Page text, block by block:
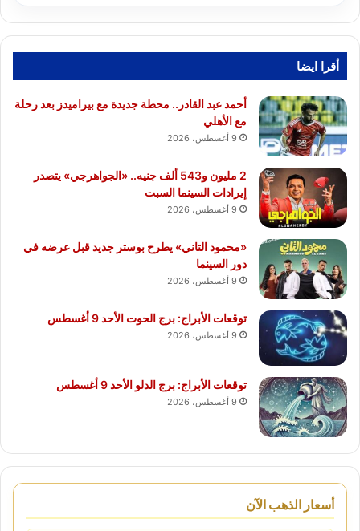
أقرا ايضا
أحمد عبد القادر.. محطة جديدة مع بيراميدز بعد رحلة
مع الأهلي
9 أغسطس، 2026
2 مليون و543 ألف جنيه.. «الجواهرجي» يتصدر
إيرادات السينما السبت
9 أغسطس، 2026
«محمود التاني» يطرح بوستر جديد قبل عرضه في
دور السينما
9 أغسطس، 2026
توقعات الأبراج: برج الحوت الأحد 9 أغسطس
9 أغسطس، 2026
توقعات الأبراج: برج الدلو الأحد 9 أغسطس
9 أغسطس، 2026
أسعار الذهب الآن